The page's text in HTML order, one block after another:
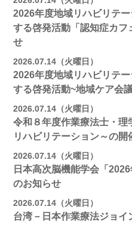
2026年度地域リハビリテ
する啓発活動「認知症カフ
せ
2026.07.14（火曜日）
2026年度地域リハビリテ
する啓発活動~地域ケア会
2026.07.14（火曜日）
令和８年度作業療法士・
リハビリテーション～の開
2026.07.14（火曜日）
日本高次脳機能学会「
のお知らせ
2026.07.14（火曜日）
台湾－日本作業療法ジョ